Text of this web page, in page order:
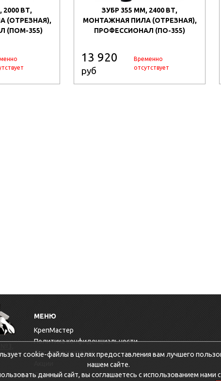
2000 ВТ,
(ОТРЕЗНАЯ),
(ПОМ-355)
ЗУБР 355 ММ, 2400 ВТ,
МОНТАЖНАЯ ПИЛА (ОТРЕЗНАЯ),
ПРОФЕССИОНАЛ (ПО-355)
13 920
руб
Временно
отсутствует
МЕНЮ
КрепМастер
Политика конфиденциальности
Доставка и оплата
Оптовикам
cookie-файлы в целях предоставления вам лучшего
нашем сайте.
данный сайт, вы соглашаетесь с использованием нами